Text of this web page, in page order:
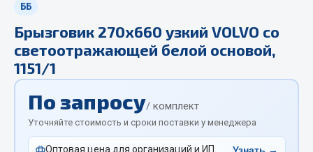
Весь раздел
Отопители салона, подогреватели
Жидкостные подогреватели
Отопители салона
Подогреватели тосола
ББ
Брызговик 270х660 узкий VOLVO со
светоотражающей белой основой,
1151/1
По запросу/ комплект
Уточняйте стоимость и сроки поставки у менеджера
Оптовая цена для организаций и ИП Узнать →